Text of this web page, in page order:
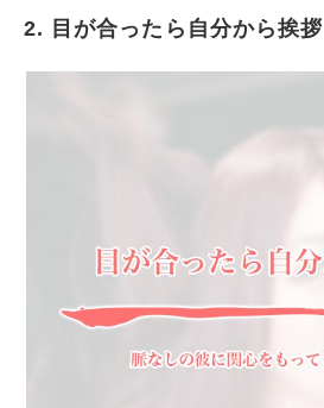
2. 目が合ったら自分から挨拶